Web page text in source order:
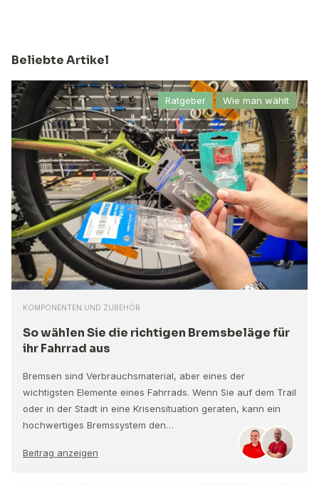
Beliebte Artikel
Ratgeber Wie man wählt
KOMPONENTEN UND ZUBEHÖR
So wählen Sie die richtigen Bremsbeläge für
ihr Fahrrad aus
Bremsen sind Verbrauchsmaterial, aber eines der
wichtigsten Elemente eines Fahrrads. Wenn Sie auf dem Trail
oder in der Stadt in eine Krisensituation geraten, kann ein
hochwertiges Bremssystem den…
Beitrag anzeigen